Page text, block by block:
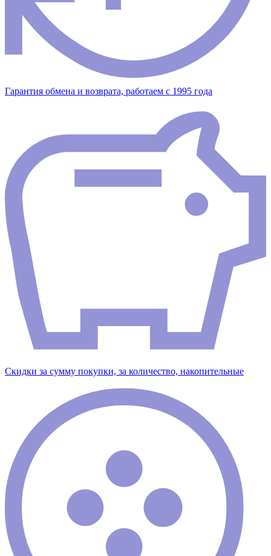
Гарантия обмена и возврата, работаем с 1995 года
Скидки за сумму покупки, за количество, накопительные